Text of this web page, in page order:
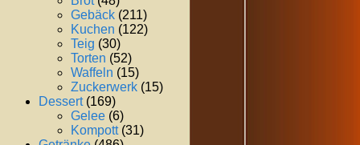
Gebäck (211)
Kuchen (122)
Teig (30)
Torten (52)
Waffeln (15)
Zuckerwerk (15)
Dessert(169)
Gelee (6)
Kompott(31)